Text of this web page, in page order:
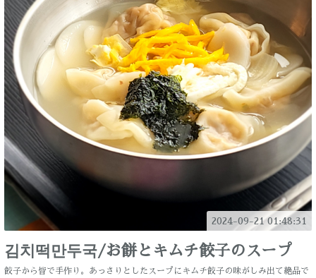
2024-09-21 01:48:31
김치떡만두국/お餅とキムチ餃子のスープ
餃子から皆で手作り。あっさりとしたスープにキムチ餃子の味がしみ出て絶品で